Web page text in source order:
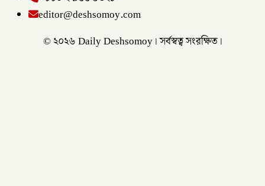
editor@deshsomoy.com
© ২০২৬ Daily Deshsomoy। সর্বস্বত্ব সংরক্ষিত।